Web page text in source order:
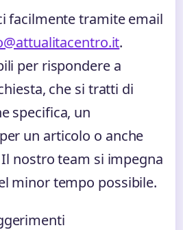
facilmente tramite email
.
per rispondere a
che si tratti di
specifica, un
un articolo o anche
nostro team si impegna
minor tempo possibile.